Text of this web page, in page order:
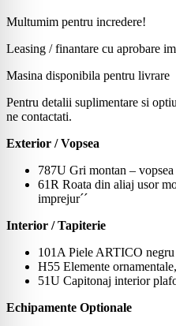
Multumim pentru incredere!
Leasing / finantare cu aprobare
Masina disponibila pentru livrare
Pentru detalii suplimentare si
ne contactati.
Exterior / Vopsea
787U Gri montan – vopsea
61R Roata din aliaj usor
imprejur´´
Interior / Tapiterie
101A Piele ARTICO
H55 Elemente
51U Capitonaj interior
Echipamente Optionale